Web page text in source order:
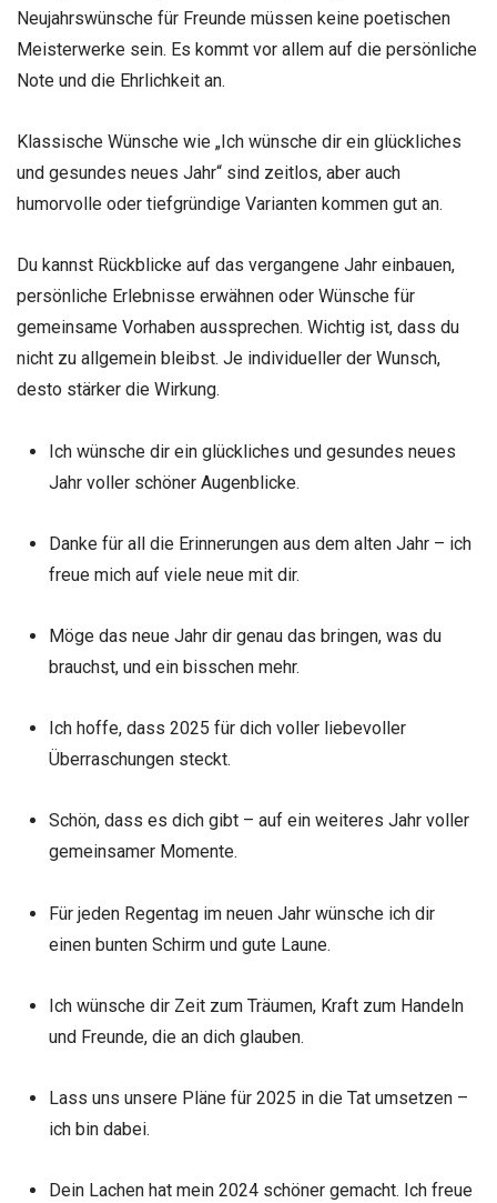
Neujahrswünsche für Freunde müssen keine poetischen
Meisterwerke sein. Es kommt vor allem auf die persönliche
Note und die Ehrlichkeit an.
Klassische Wünsche wie „Ich wünsche dir ein glückliches
und gesundes neues Jahr“ sind zeitlos, aber auch
humorvolle oder tiefgründige Varianten kommen gut an.
Du kannst Rückblicke auf das vergangene Jahr einbauen,
persönliche Erlebnisse erwähnen oder Wünsche für
gemeinsame Vorhaben aussprechen. Wichtig ist, dass du
nicht zu allgemein bleibst. Je individueller der Wunsch,
desto stärker die Wirkung.
Ich wünsche dir ein glückliches und gesundes neues
Jahr voller schöner Augenblicke.
Danke für all die Erinnerungen aus dem alten Jahr – ich
freue mich auf viele neue mit dir.
Möge das neue Jahr dir genau das bringen, was du
brauchst, und ein bisschen mehr.
Ich hoffe, dass 2025 für dich voller liebevoller
Überraschungen steckt.
Schön, dass es dich gibt – auf ein weiteres Jahr voller
gemeinsamer Momente.
Für jeden Regentag im neuen Jahr wünsche ich dir
einen bunten Schirm und gute Laune.
Ich wünsche dir Zeit zum Träumen, Kraft zum Handeln
und Freunde, die an dich glauben.
Lass uns unsere Pläne für 2025 in die Tat umsetzen –
ich bin dabei.
Dein Lachen hat mein 2024 schöner gemacht. Ich freue